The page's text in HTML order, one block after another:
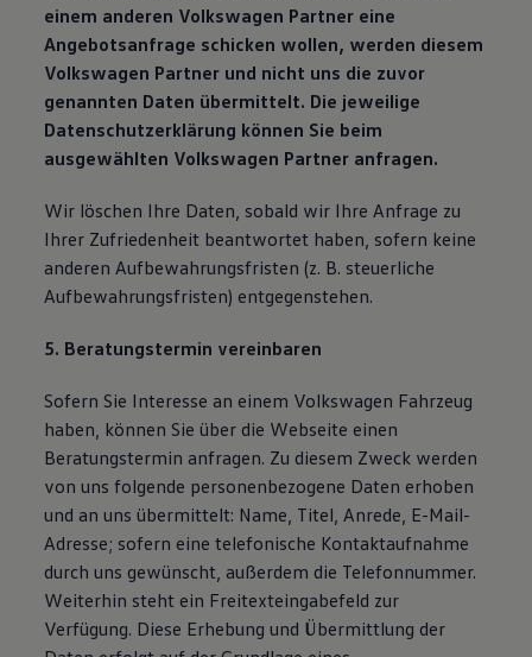
einem anderen Volkswagen Partner eine
Angebotsanfrage schicken wollen, werden diesem
Volkswagen Partner und nicht uns die zuvor
genannten Daten übermittelt. Die jeweilige
Datenschutzerklärung können Sie beim
ausgewählten Volkswagen Partner anfragen.
Wir löschen Ihre Daten, sobald wir Ihre Anfrage zu
Ihrer Zufriedenheit beantwortet haben, sofern keine
anderen Aufbewahrungsfristen (z. B. steuerliche
Aufbewahrungsfristen) entgegenstehen.
5. Beratungstermin vereinbaren
Sofern Sie Interesse an einem Volkswagen Fahrzeug
haben, können Sie über die Webseite einen
Beratungstermin anfragen. Zu diesem Zweck werden
von uns folgende personenbezogene Daten erhoben
und an uns übermittelt: Name, Titel, Anrede, E-Mail-
Adresse; sofern eine telefonische Kontaktaufnahme
durch uns gewünscht, außerdem die Telefonnummer.
Weiterhin steht ein Freitexteingabefeld zur
Verfügung. Diese Erhebung und Übermittlung der